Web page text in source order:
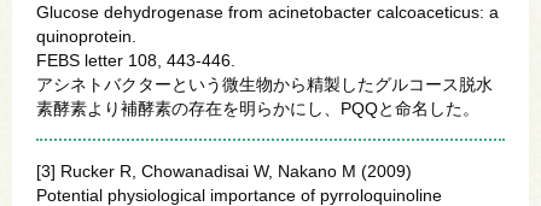
Glucose dehydrogenase from acinetobacter calcoaceticus: a
quinoprotein.
FEBS letter 108, 443-446.
アシネトバクターという微生物から精製したグルコース脱水
素酵素より補酵素の存在を明らかにし、PQQと命名した。
[3] Rucker R, Chowanadisai W, Nakano M (2009)
Potential physiological importance of pyrroloquinoline